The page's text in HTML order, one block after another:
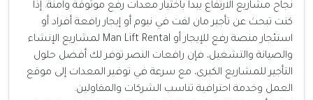
نجاح مشاريع الارتفاع يبدأ باختيار معدات رفع موثوقة وآمنة. إذا
كنت تبحث عن تأجير مان لفت في نيوم أو إيجار رافعة أفراد أو
استئجار منصة رفع للإيجار أو Man Lift Rental لمشاريع الإنشاء
والصيانة والتشغيل، فإن رافعات النصر توفر لك أفضل حلول
التأجير للمشاريع الكبرى، مع سرعة في توفير المعدات إلى موقع
العمل وخدمة احترافية تناسب الشركات والمقاولين.